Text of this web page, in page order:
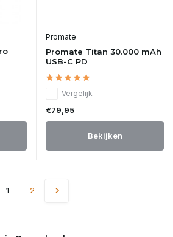
Promate
Promate Titan 30.000 mAh
USB-C PD
Vergelijk
€79,95
Bekijken
1 2